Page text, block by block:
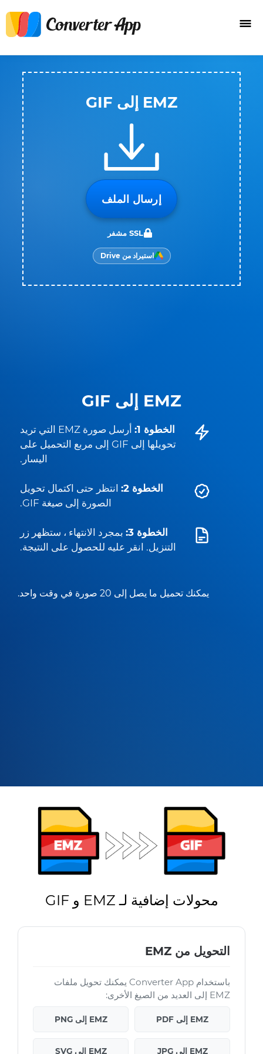
EMZ إلى GIF
الخطوة 1:
أرسل صورة EMZ التي تريد
تحويلها إلى GIF إلى مربع التحميل على
اليسار.
الخطوة 2:
انتظر حتى اكتمال تحويل
الصورة إلى صيغة GIF.
الخطوة 3:
بمجرد الانتهاء ، ستظهر زر
التنزيل. انقر عليه للحصول على النتيجة.
يمكنك تحميل ما يصل إلى 20 صورة في وقت واحد.
EMZ إلى GIF
إرسال الملف
SSL مشفر
استيراد من Drive
محولات إضافية لـ EMZ و GIF
التحويل من EMZ
باستخدام Converter App يمكنك تحويل ملفات
EMZ إلى العديد من الصيغ الأخرى:
EMZ إلى PDF EMZ إلى PNG
EMZ إلى JPG EMZ إلى SVG